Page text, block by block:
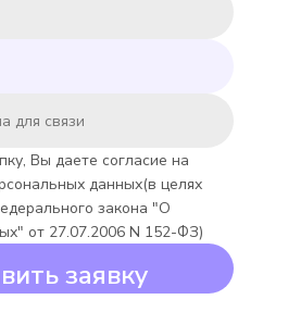
Minomess СВХ
Выбрать
Вы даете согласие на
данных(в целях
закона "О
от 27.07.2006 N 152-ФЗ)
заявку